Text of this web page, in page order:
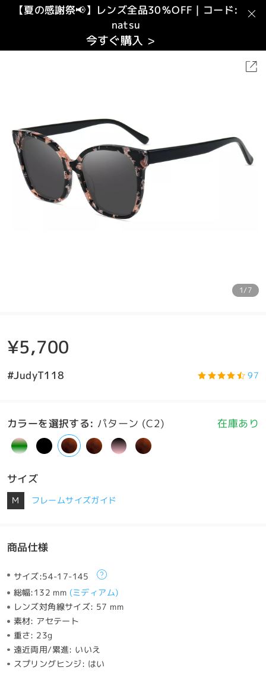
【夏の感謝祭📢】レンズ全品30％OFF｜コード:
natsu
今すぐ購入 >
1/7
¥5,700
#JudyT118 97
カラーを選択する: パターン (C2) 在庫あり
サイズ
M フレームサイズガイド
商品仕様
サイズ:54-17-145
総幅:132 mm (ミディアム)
レンズ対角線サイズ: 57 mm
素材: アセテート
重さ: 23g
遠近両用/累進: いいえ
スプリングヒンジ: はい